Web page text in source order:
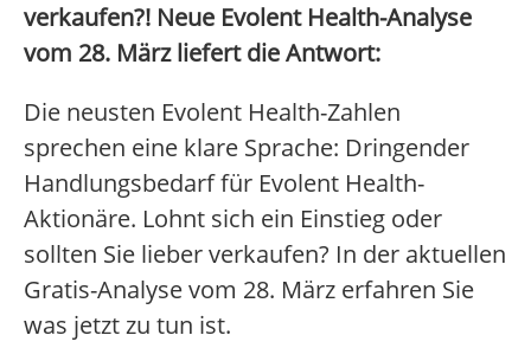
verkaufen?! Neue Evolent Health-Analyse
vom 28. März liefert die Antwort:
Die neusten Evolent Health-Zahlen
sprechen eine klare Sprache: Dringender
Handlungsbedarf für Evolent Health-
Aktionäre. Lohnt sich ein Einstieg oder
sollten Sie lieber verkaufen? In der aktuellen
Gratis-Analyse vom 28. März erfahren Sie
was jetzt zu tun ist.